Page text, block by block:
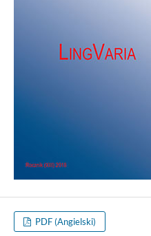
PDF (Angielski)